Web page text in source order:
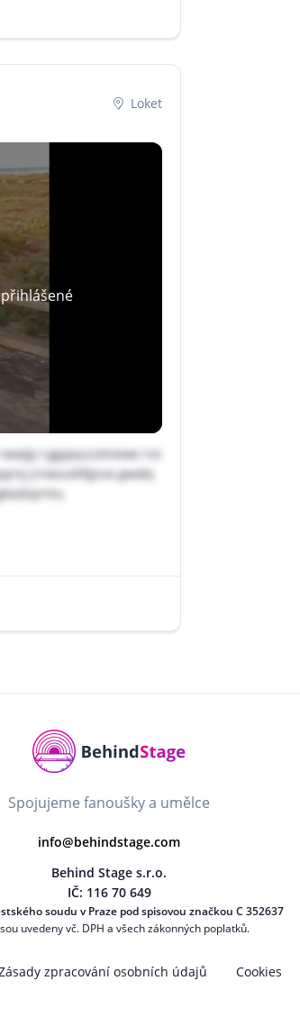
Loket
t ggypyusvtnewe rvx
jrnwuuklfgsva gwabj
Spojujeme fanoušky a umělce
info@behindstage.com
Behind Stage s.r.o.
IČ: 116 70 649
soudu v Praze pod spisovou značkou C 352637
uvedeny vč. DPH a všech zákonných poplatků.
zpracování osobních údajů Cookies